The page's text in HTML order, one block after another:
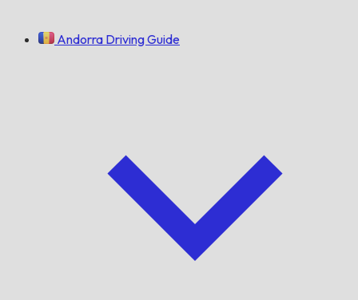
Andorra Driving Guide